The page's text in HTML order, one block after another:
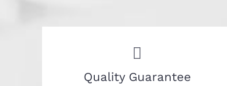
Quality Guarantee
Sem categoria